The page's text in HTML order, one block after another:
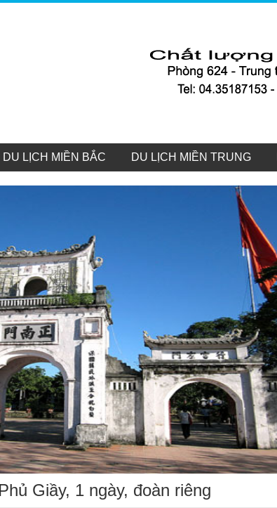
DU LỊCH MIỀN BẮC DU LỊCH MIỀN TRUNG
Giầy, 1 ngày, đoàn riêng